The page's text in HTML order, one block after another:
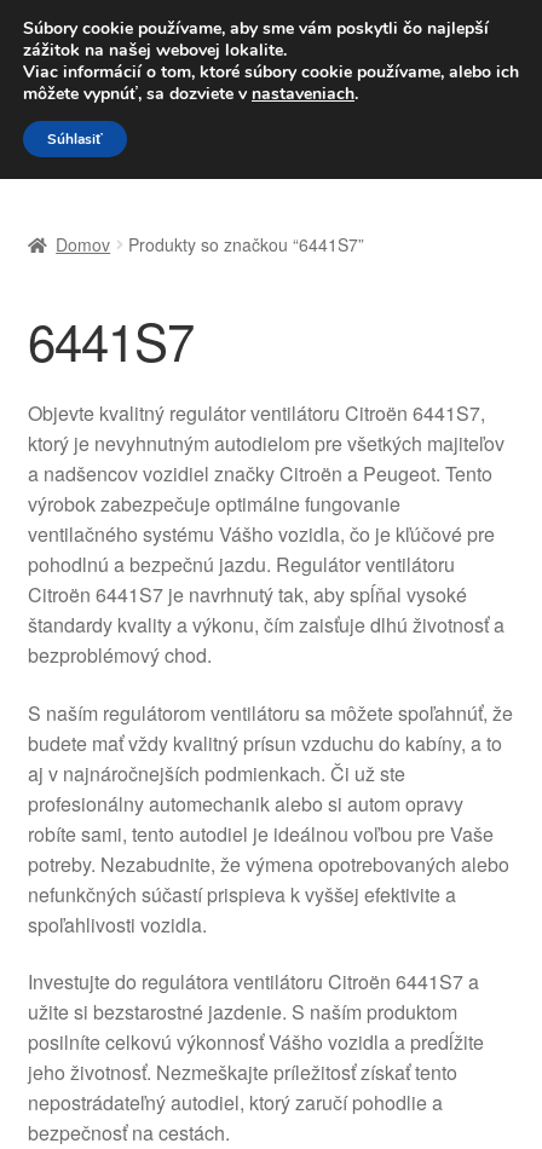
DOPRAVA od 6 EUR
Po–Pi 09:00–16:00 233 221 276
Preskočiť
na
navigáciu
Preskočiť
na
obsah
Celosvetová preprava
Doprava
Košík
Môj účet
O nás
Obchodné podmienky
Ochrana osobních údajů
Platby
Pokladňa
Reklamace
Reklamačný poriadok
Domov Produkty so značkou “6441S7”
6441S7
Objevte kvalitný regulátor ventilátoru Citroën 6441S7,
ktorý je nevyhnutným autodielom pre všetkých majiteľov
a nadšencov vozidiel značky Citroën a Peugeot. Tento
výrobok zabezpečuje optimálne fungovanie
ventilačného systému Vášho vozidla, čo je kľúčové pre
pohodlnú a bezpečnú jazdu. Regulátor ventilátoru
Citroën 6441S7 je navrhnutý tak, aby spĺňal vysoké
štandardy kvality a výkonu, čím zaisťuje dlhú životnosť a
bezproblémový chod.
S naším regulátorom ventilátoru sa môžete spoľahnúť, že
budete mať vždy kvalitný prísun vzduchu do kabíny, a to
aj v najnáročnejších podmienkach. Či už ste
profesionálny automechanik alebo si autom opravy
robíte sami, tento autodiel je ideálnou voľbou pre Vaše
potreby. Nezabudnite, že výmena opotrebovaných alebo
nefunkčných súčastí prispieva k vyššej efektivite a
spoľahlivosti vozidla.
Investujte do regulátora ventilátoru Citroën 6441S7 a
užite si bezstarostné jazdenie. S naším produktom
posilníte celkovú výkonnosť Vášho vozidla a predĺžite
jeho životnosť. Nezmeškajte príležitosť získať tento
nepostrádateľný autodiel, ktorý zaručí pohodlie a
bezpečnosť na cestách.
Súbory cookie používame, aby sme vám poskytli čo najlepší
zážitok na našej webovej lokalite.
Viac informácií o tom, ktoré súbory cookie používame, alebo ich
môžete vypnúť, sa dozviete v nastaveniach.
Súhlasiť